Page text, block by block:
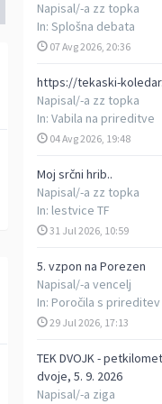
Napisal/-a zz topka
In: Splošna debata
07 Avg 2026, 20:36
https://tekaski-
Napisal/-a zz topka
In: Vabila na prireditve
04 Avg 2026, 19:48
Moj srčni hrib..
Napisal/-a zz topka
In: lestvice TF
31 Jul 2026, 10:59
5. vzpon na Porezen
Napisal/-a vencelj
In: Poročila s prireditev
29 Jul 2026, 17:13
TEK DVOJK -
dvoje, 5. 9. 2026
Napisal/-a ziga